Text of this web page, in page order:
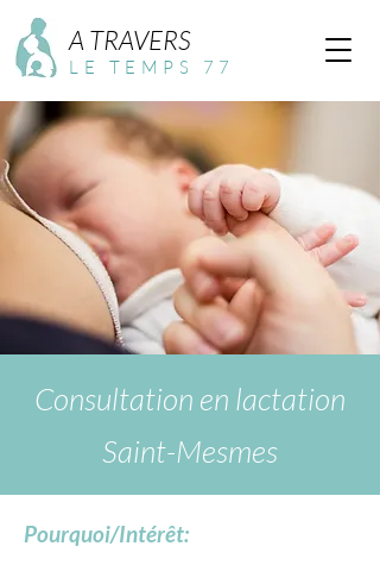
LE TEMPS 77
A TRAVERS
Consultation en lactation
Saint-Mesmes
Pourquoi/Intérêt: